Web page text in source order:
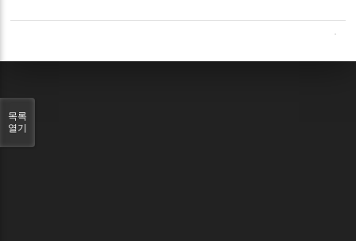
목록
열기